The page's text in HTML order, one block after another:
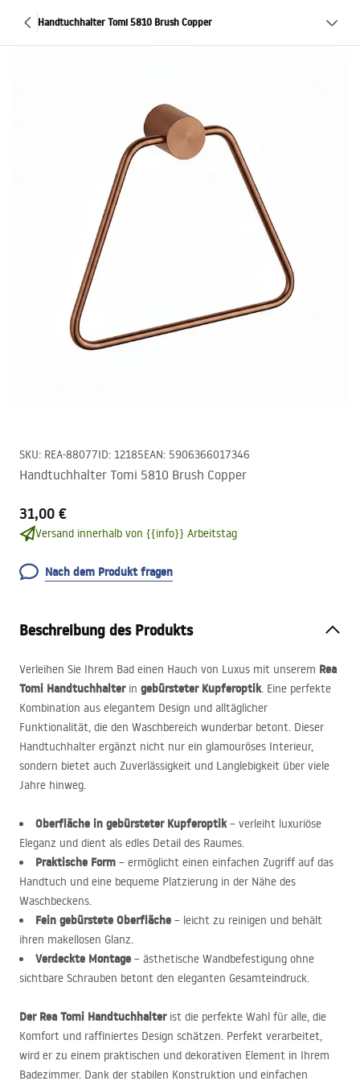
Handtuchhalter Tomi 5810 Brush Copper
SKU: REA-88077ID: 12185EAN: 5906366017346
Handtuchhalter Tomi 5810 Brush Copper
31,00 €
Versand innerhalb von {{info}} Arbeitstag
Nach dem Produkt fragen
Beschreibung des Produkts
Verleihen Sie Ihrem Bad einen Hauch von Luxus mit unserem Rea
Tomi Handtuchhalterin gebürsteter Kupferoptik. Eine perfekte
Kombination aus elegantem Design und alltäglicher
Funktionalität, die den Waschbereich wunderbar betont. Dieser
Handtuchhalter ergänzt nicht nur ein glamouröses Interieur,
sondern bietet auch Zuverlässigkeit und Langlebigkeit über viele
Jahre hinweg.
Oberfläche in gebürsteter Kupferoptik– verleiht luxuriöse
Eleganz und dient als edles Detail des Raumes.
Praktische Form – ermöglicht einen einfachen Zugriff auf das
Handtuch und eine bequeme Platzierung in der Nähe des
Waschbeckens.
Fein gebürstete Oberfläche – leicht zu reinigen und behält
ihren makellosen Glanz.
Verdeckte Montage – ästhetische Wandbefestigung ohne
sichtbare Schrauben betont den eleganten Gesamteindruck.
Der Rea Tomi Handtuchhalterist die perfekte Wahl für alle, die
Komfort und raffiniertes Design schätzen. Perfekt verarbeitet,
wird er zu einem praktischen und dekorativen Element in Ihrem
Badezimmer. Dank der stabilen Konstruktion und einfachen